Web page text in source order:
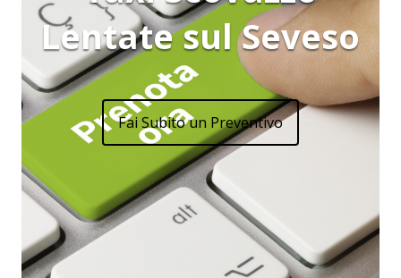
Lentate sul Seveso
Fai Subito un Preventivo